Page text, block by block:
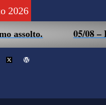
2026
05/08 – Friuli.